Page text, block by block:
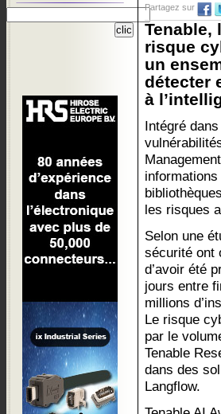
Partagez sur
Tenable,
risque
un
détecter
à
Intégré
les risques
Selon une
sécurité ont
d’avoir été
jours entre
millions
Le risque
par le
Tenable
dans des
Langflow.